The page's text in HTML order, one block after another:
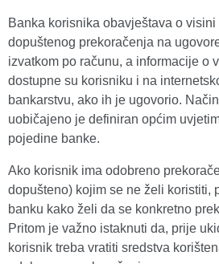
Banka korisnika obavještava o
dopuštenog prekoračenja na
izvatkom po računu, a informacije o
dostupne su korisniku i na
bankarstvu, ako ih je ugovorio.
uobičajeno je definiran općim
pojedine banke.
Ako korisnik ima odobreno
dopušteno) kojim se ne želi koristiti,
banku kako želi da se konkretno
Pritom je važno istaknuti da, prije
korisnik treba vratiti sredstva